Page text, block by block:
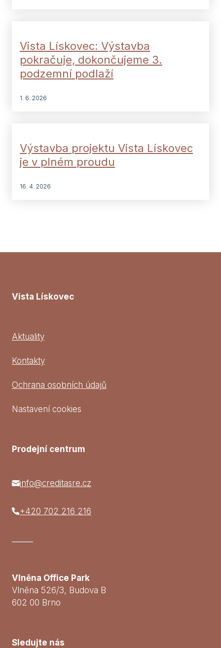
Vista Lískovec: Výstavba
pokračuje, dokončujeme 3.
podzemní podlaží
1. 6. 2026
Výstavba projektu Vista Lískovec
je v plném proudu
16. 4. 2026
Vista Lískovec
Aktuality
Kontakty
Ochrana osobních údajů
Nastavení cookies
Prodejní centrum
info@creditasre.cz
+420 702 216 216
Vlněna Office Park
Vlněna 526/3, Budova B
602 00 Brno
Sledujte nás